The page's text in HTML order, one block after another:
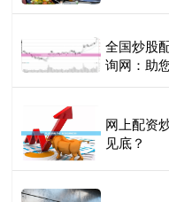
全国炒股
询网：助
网上配资
见底？